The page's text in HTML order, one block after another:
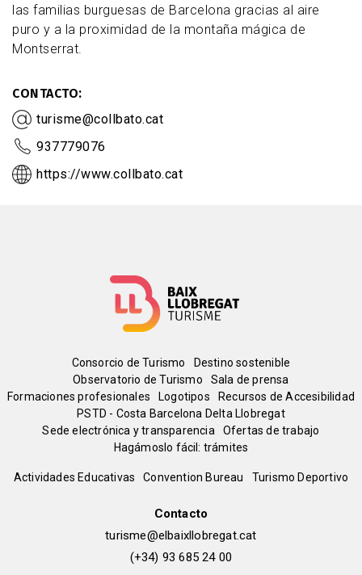
las familias burguesas de Barcelona gracias al aire
puro y a la proximidad de la montaña mágica de
Montserrat.
CONTACTO
turisme@collbato.cat
937779076
https://www.collbato.cat
Menú
del
pie
Consorcio de Turismo
Destino sostenible
Observatorio de Turismo
Sala de prensa
Formaciones profesionales
Logotipos
Recursos de Accesibilidad
PSTD - Costa Barcelona Delta Llobregat
Sede electrónica y transparencia
Ofertas de trabajo
Hagámoslo fácil: trámites
Peu
Actividades Educativas Convention Bureau Turismo Deportivo
Contacto
turisme@elbaixllobregat.cat
(+34) 93 685 24 00